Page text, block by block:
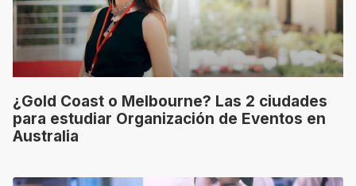
¿Gold Coast o Melbourne? Las 2 ciudades
para estudiar Organización de Eventos en
Australia